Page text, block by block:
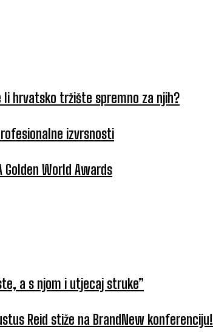
hrvatsko tržište spremno za njih?
izvrsnosti
Golden World Awards
a s njom i utjecaj struke”
Reid stiže na BrandNew konferenciju!